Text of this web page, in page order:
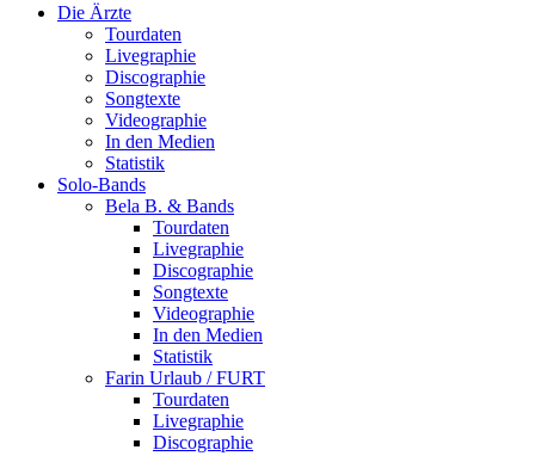
Die Ärzte
Tourdaten
Livegraphie
Discographie
Songtexte
Videographie
In den Medien
Statistik
Solo-Bands
Bela B. & Bands
Tourdaten
Livegraphie
Discographie
Songtexte
Videographie
In den Medien
Statistik
Farin Urlaub / FURT
Tourdaten
Livegraphie
Discographie